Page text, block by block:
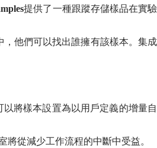
提供了一種跟蹤存儲樣品在實驗
他們可以找出誰擁有該樣本。集成
將樣本設置為以用戶定義的增量自
從減少工作流程的中斷中受益。